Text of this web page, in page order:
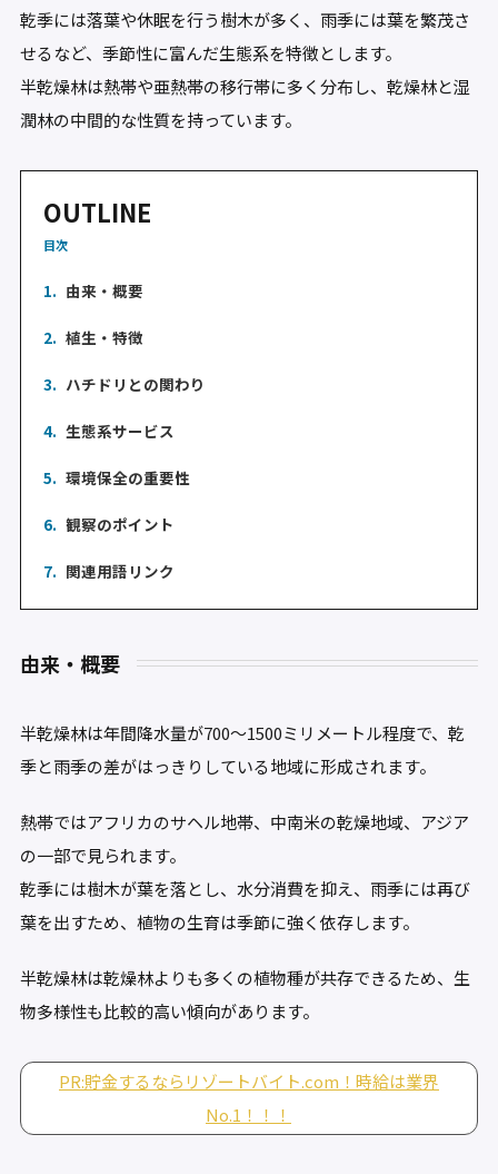
乾季には落葉や休眠を行う樹木が多く、雨季には葉を繁茂さ
せるなど、季節性に富んだ生態系を特徴とします。
半乾燥林は熱帯や亜熱帯の移行帯に多く分布し、乾燥林と湿
潤林の中間的な性質を持っています。
OUTLINE
目次
1. 由来・概要
2. 植生・特徴
3. ハチドリとの関わり
4. 生態系サービス
5. 環境保全の重要性
6. 観察のポイント
7. 関連用語リンク
由来・概要
半乾燥林は年間降水量が700～1500ミリメートル程度で、乾
季と雨季の差がはっきりしている地域に形成されます。
熱帯ではアフリカのサヘル地帯、中南米の乾燥地域、アジア
の一部で見られます。
乾季には樹木が葉を落とし、水分消費を抑え、雨季には再び
葉を出すため、植物の生育は季節に強く依存します。
半乾燥林は乾燥林よりも多くの植物種が共存できるため、生
物多様性も比較的高い傾向があります。
PR:貯金するならリゾートバイト.com！時給は業界
No.1！！！